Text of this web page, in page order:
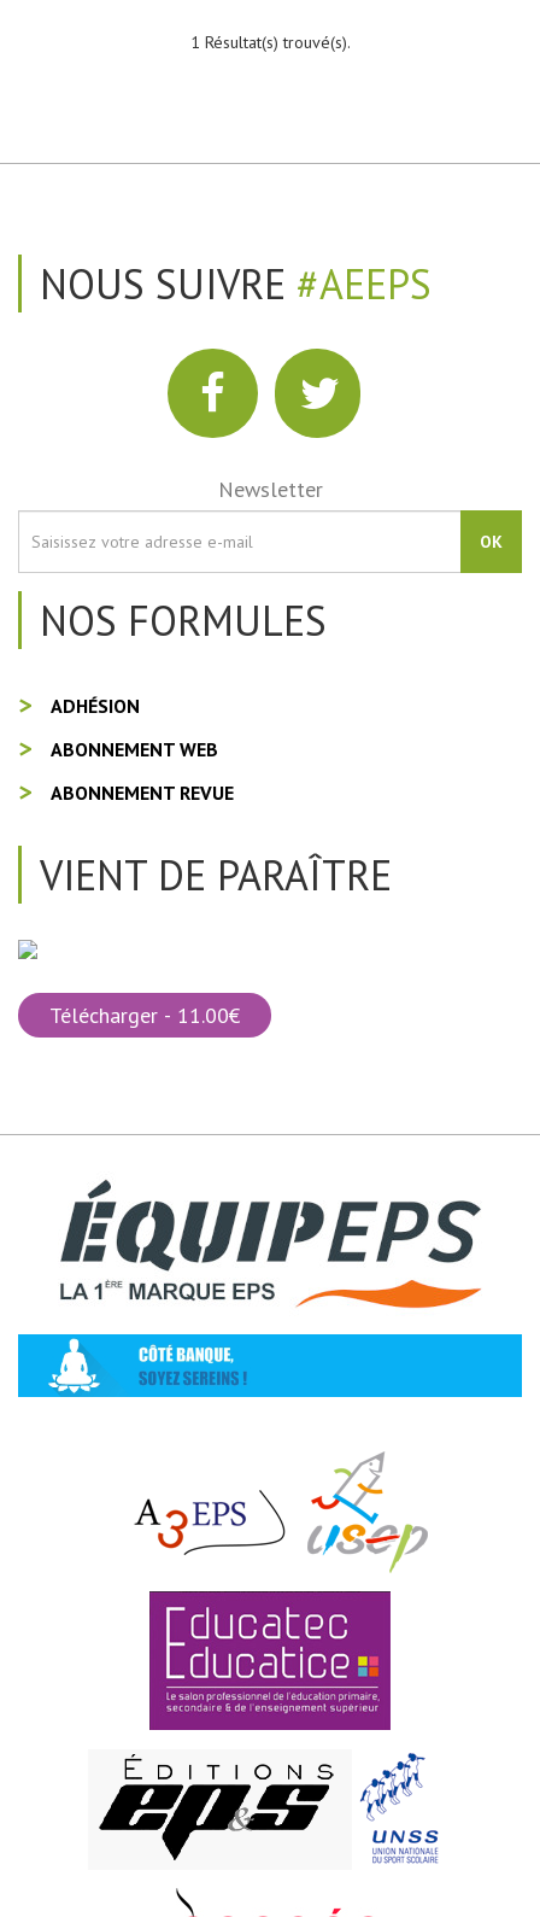
1 Résultat(s) trouvé(s).
NOUS SUIVRE #AEEPS
Newsletter
OK
NOS FORMULES
ADHÉSION
ABONNEMENT WEB
ABONNEMENT REVUE
VIENT DE PARAÎTRE
Télécharger - 11.00€